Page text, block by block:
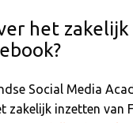
het
Social Media
zakelijk inzetten van